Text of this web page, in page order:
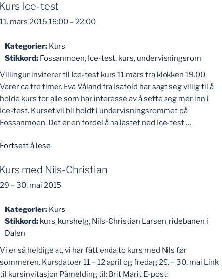
Ice-test
11. mars 2015 19:00 –22:00
Kategorier: Kurs
Stikkord: Fossanmoen, Ice-test, kurs, undervisningsrom
Villingur inviterer til Ice-test kurs 11.mars fra klokken 19.00.
Varer ca tre timer. Eva Våland fra Isafold har sagt seg villig til å
holde kurs for alle som har interesse av å sette seg mer inn i
Ice-test. Kurset vil bli holdt i undervisningsrommet på
Fossanmoen. Det er en fordel å ha lastet ned Ice-test …
Fortsett å lese
test»
med Nils-Christian
29 –30. mai 2015
Kategorier: Kurs
Stikkord: kurs, kurshelg, Nils-Christian Larsen, ridebanen i
Dalen
Vi er så heldige at, vi har fått enda to kurs med Nils før
sommeren. Kursdatoer 11 – 12 april og fredag 29. – 30. mai Link
til kursinvitasjon Påmelding til: Brit Marit E-post: